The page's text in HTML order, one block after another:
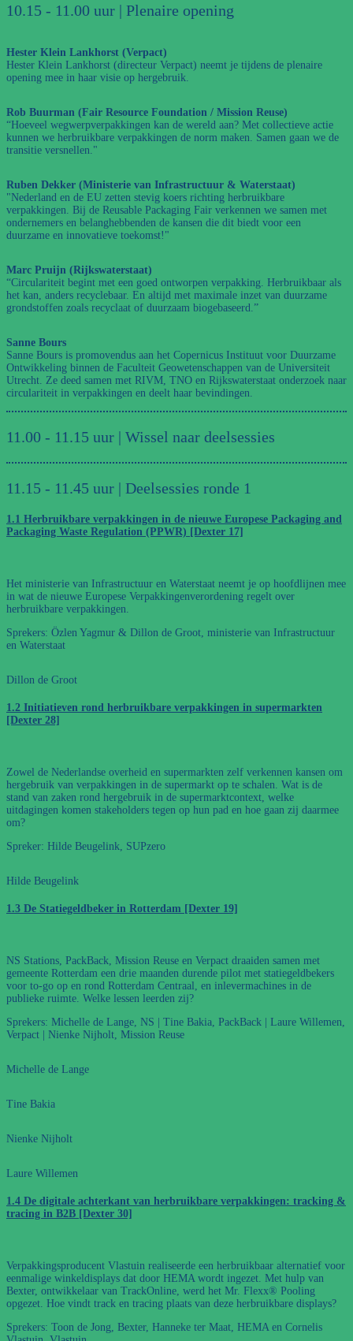
10.15 - 11.00 uur | Plenaire opening
Hester Klein Lankhorst (Verpact)
Hester Klein Lankhorst (directeur Verpact) neemt je tijdens de plenaire
opening mee in haar visie op hergebruik.
Rob Buurman (Fair Resource Foundation / Mission Reuse)
“Hoeveel wegwerpverpakkingen kan de wereld aan? Met collectieve actie
kunnen we herbruikbare verpakkingen de norm maken. Samen gaan we de
transitie versnellen."
Ruben Dekker (Ministerie van Infrastructuur & Waterstaat)
"Nederland en de EU zetten stevig koers richting herbruikbare
verpakkingen. Bij de Reusable Packaging Fair verkennen we samen met
ondernemers en belanghebbenden de kansen die dit biedt voor een
duurzame en innovatieve toekomst!"
Marc Pruijn (Rijkswaterstaat)
“Circulariteit begint met een goed ontworpen verpakking. Herbruikbaar als
het kan, anders recyclebaar. En altijd met maximale inzet van duurzame
grondstoffen zoals recyclaat of duurzaam biogebaseerd.”
Sanne Bours
Sanne Bours is promovendus aan het Copernicus Instituut voor Duurzame
Ontwikkeling binnen de Faculteit Geowetenschappen van de Universiteit
Utrecht. Ze deed samen met RIVM, TNO en Rijkswaterstaat onderzoek naar
circulariteit in verpakkingen en deelt haar bevindingen.
11.00 - 11.15 uur | Wissel naar deelsessies
11.15 - 11.45 uur | Deelsessies ronde 1
1.1 Herbruikbare verpakkingen in de nieuwe Europese Packaging and
Packaging Waste Regulation (PPWR) [Dexter 17]
Het ministerie van Infrastructuur en Waterstaat neemt je op hoofdlijnen mee
in wat de nieuwe Europese Verpakkingenverordening regelt over
herbruikbare verpakkingen.
Sprekers: Özlen Yagmur & Dillon de Groot, ministerie van Infrastructuur
en Waterstaat
Dillon de Groot
1.2 Initiatieven rond herbruikbare verpakkingen in supermarkten
[Dexter 28]
Zowel de Nederlandse overheid en supermarkten zelf verkennen kansen om
hergebruik van verpakkingen in de supermarkt op te schalen. Wat is de
stand van zaken rond hergebruik in de supermarktcontext, welke
uitdagingen komen stakeholders tegen op hun pad en hoe gaan zij daarmee
om?
Spreker: Hilde Beugelink, SUPzero
Hilde Beugelink
1.3 De Statiegeldbeker in Rotterdam [Dexter 19]
NS Stations, PackBack, Mission Reuse en Verpact draaiden samen met
gemeente Rotterdam een drie maanden durende pilot met statiegeldbekers
voor to-go op en rond Rotterdam Centraal, en inlevermachines in de
publieke ruimte. Welke lessen leerden zij?
Sprekers: Michelle de Lange, NS | Tine Bakia, PackBack | Laure Willemen,
Verpact | Nienke Nijholt, Mission Reuse
Michelle de Lange
Tine Bakia
Nienke Nijholt
Laure Willemen
1.4 De digitale achterkant van herbruikbare verpakkingen: tracking &
tracing in B2B [Dexter 30]
Verpakkingsproducent Vlastuin realiseerde een herbruikbaar alternatief voor
eenmalige winkeldisplays dat door HEMA wordt ingezet. Met hulp van
Bexter, ontwikkelaar van TrackOnline, werd het Mr. Flexx® Pooling
opgezet. Hoe vindt track en tracing plaats van deze herbruikbare displays?
Sprekers: Toon de Jong, Bexter, Hanneke ter Maat, HEMA en Cornelis